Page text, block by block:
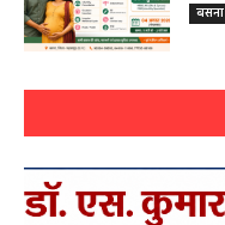
बसना